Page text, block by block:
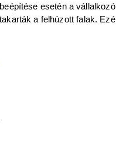
esetén a
a felhúzott falak.